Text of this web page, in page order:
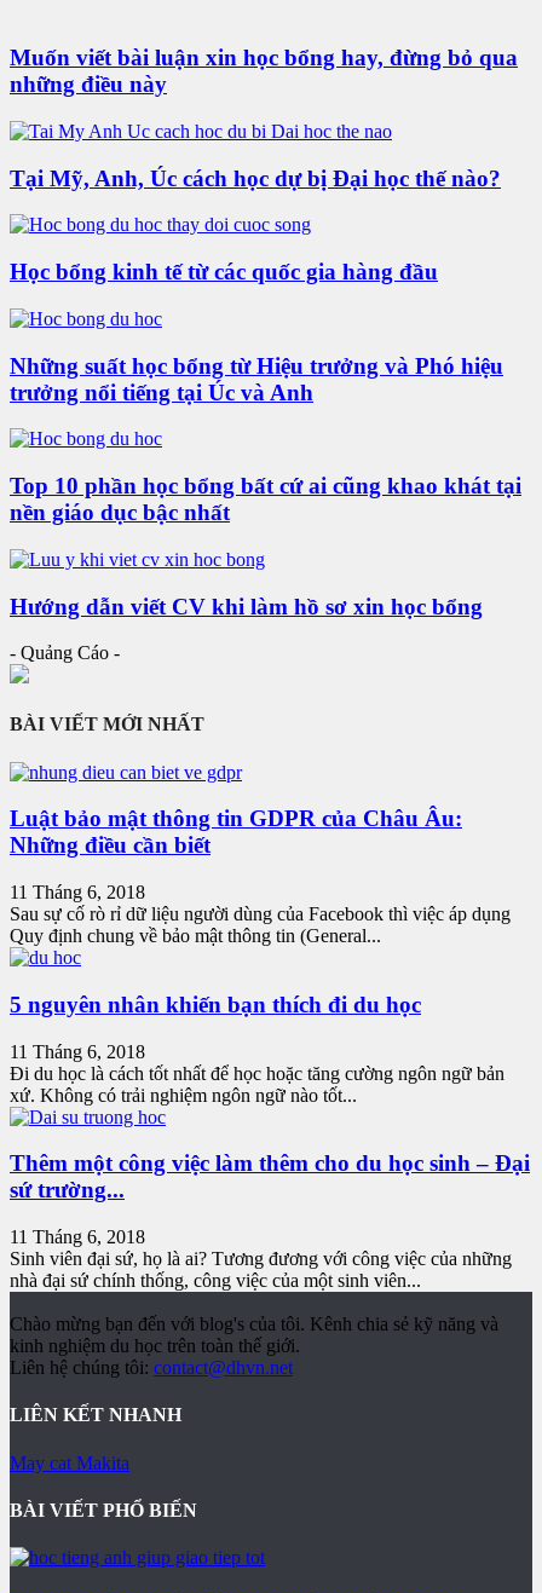
Muốn viết bài luận xin học bổng hay, đừng bỏ qua
những điều này
Tại Mỹ, Anh, Úc cách học dự bị Đại học thế nào?
Học bổng kinh tế từ các quốc gia hàng đầu
Những suất học bổng từ Hiệu trưởng và Phó hiệu
trưởng nổi tiếng tại Úc và Anh
Top 10 phần học bổng bất cứ ai cũng khao khát tại
nền giáo dục bậc nhất
Hướng dẫn viết CV khi làm hồ sơ xin học bổng
- Quảng Cáo -
BÀI VIẾT MỚI NHẤT
Luật bảo mật thông tin GDPR của Châu Âu:
Những điều cần biết
11 Tháng 6, 2018
Sau sự cố rò rỉ dữ liệu người dùng của Facebook thì việc áp dụng
Quy định chung về bảo mật thông tin (General...
5 nguyên nhân khiến bạn thích đi du học
11 Tháng 6, 2018
Đi du học là cách tốt nhất để học hoặc tăng cường ngôn ngữ bản
xứ. Không có trải nghiệm ngôn ngữ nào tốt...
Thêm một công việc làm thêm cho du học sinh – Đại
sứ trường...
11 Tháng 6, 2018
Sinh viên đại sứ, họ là ai? Tương đương với công việc của những
nhà đại sứ chính thống, công việc của một sinh viên...
Chào mừng bạn đến với blog's của tôi. Kênh chia sẻ kỹ năng và
kinh nghiệm du học trên toàn thế giới.
Liên hệ chúng tôi: contact@dhvn.net
LIÊN KẾT NHANH
May cat Makita
BÀI VIẾT PHỔ BIẾN